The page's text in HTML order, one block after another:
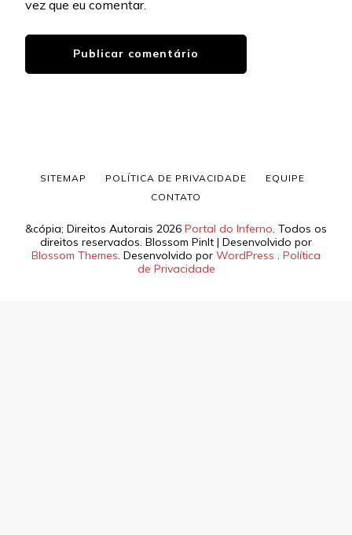
vez que eu comentar.
&cópia; Direitos Autorais 2026 Portal do Inferno. Todos os
direitos reservados. Blossom PinIt | Desenvolvido por
Blossom Themes. Desenvolvido por WordPress . Política
de Privacidade
SITEMAP POLÍTICA DE PRIVACIDADE
EQUIPE
CONTATO